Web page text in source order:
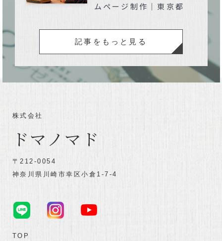
ムページ制作｜東京都
記事をもっと見る
株式会社
ドマノマド
〒212-0054
神奈川県川崎市幸区小倉1-7-4
TOP